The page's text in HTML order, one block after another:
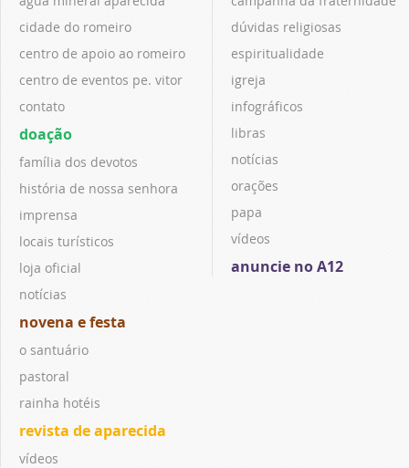
cidade do romeiro
centro de apoio ao romeiro
centro de eventos pe. vitor
contato
doação
família dos devotos
história de nossa senhora
imprensa
locais turísticos
loja oficial
notícias
novena e festa
o santuário
pastoral
rainha hotéis
revista de aparecida
vídeos
dúvidas religiosas
espiritualidade
igreja
infográficos
libras
notícias
orações
papa
vídeos
anuncie no A12